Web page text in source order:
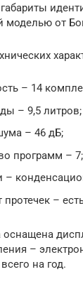
моделью от
– 14
– 9,5 литров;
– 46 дБ;
программ – 7;
–
протечек –
оснащена
–
на год.